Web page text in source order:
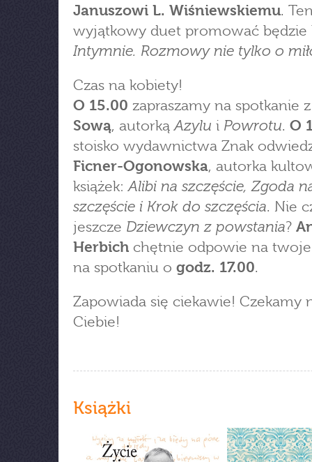
Januszowi L. Wiśniewskiemu.
wyjątkowy duet promować będzie
Intymnie. Rozmowy nie tylko o
Czas na kobiety!
O 15.00 zapraszamy na spotkanie
Sową, autorkąAzylu i Powrotu. O
stoisko wydawnictwa Znak
Ficner-Ogonowska, autorka
książek:Alibi na szczęście, Zgoda
szczęście i Krok do szczęścia. Nie
jeszcze Dziewczyn z powstania?
Herbich chętnie odpowie na
na spotkaniu o godz. 17.00.
Zapowiada się ciekawie! Czekamy
Ciebie!
Książki